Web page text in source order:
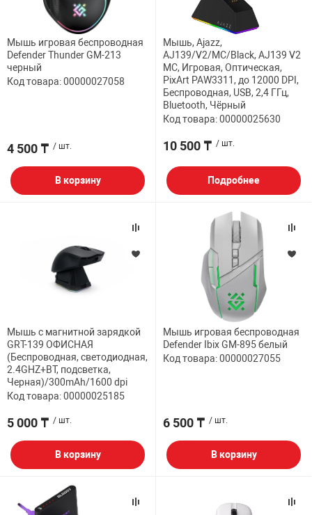
Мышь игровая беспроводная
Defender Thunder GM-213
черный
Код товара: 00000027058
4 500 ₸ / шт.
В корзину
Мышь, Ajazz,
AJ139/V2/MC/Black, AJ139 V2
MC, Игровая, Оптическая,
PixArt PAW3311, до 12000 DPI,
Беспроводная, USB, 2,4 ГГц,
Bluetooth, Чёрный
Код товара: 00000025630
10 500 ₸ / шт.
Подробнее
Мышь с магнитной зарядкой
GRT-139 ОФИСНАЯ
(Беспроводная, светодиодная,
2.4GHZ+BT, подсветка,
Черная)/300mAh/1600 dpi
Код товара: 00000025185
5 000 ₸ / шт.
В корзину
Мышь игровая беспроводная
Defender Ibix GM-895 белый
Код товара: 00000027055
6 500 ₸ / шт.
В корзину